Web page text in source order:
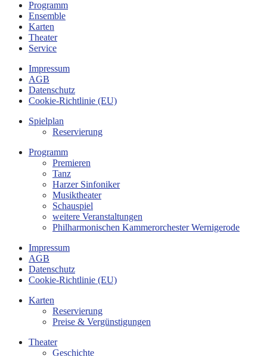
Programm
Ensemble
Karten
Theater
Service
Impressum
AGB
Datenschutz
Cookie-Richtlinie (EU)
Spielplan
Reservierung
Programm
Premieren
Tanz
Harzer Sinfoniker
Musiktheater
Schauspiel
weitere Veranstaltungen
Philharmonischen Kammerorchester Wernigerode
Impressum
AGB
Datenschutz
Cookie-Richtlinie (EU)
Karten
Reservierung
Preise & Vergünstigungen
Theater
Geschichte